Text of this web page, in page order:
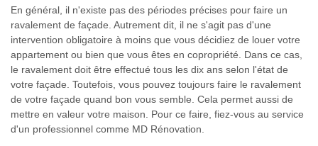
En général, il n'existe pas des périodes précises pour faire un
ravalement de façade. Autrement dit, il ne s'agit pas d'une
intervention obligatoire à moins que vous décidiez de louer votre
appartement ou bien que vous êtes en copropriété. Dans ce cas,
le ravalement doit être effectué tous les dix ans selon l'état de
votre façade. Toutefois, vous pouvez toujours faire le ravalement
de votre façade quand bon vous semble. Cela permet aussi de
mettre en valeur votre maison. Pour ce faire, fiez-vous au service
d'un professionnel comme MD Rénovation.